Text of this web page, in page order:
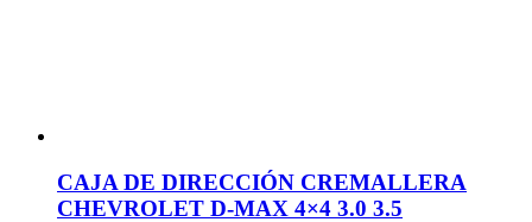
CAJA DE DIRECCIÓN CREMALLERA
CHEVROLET D-MAX 4×4 3.0 3.5